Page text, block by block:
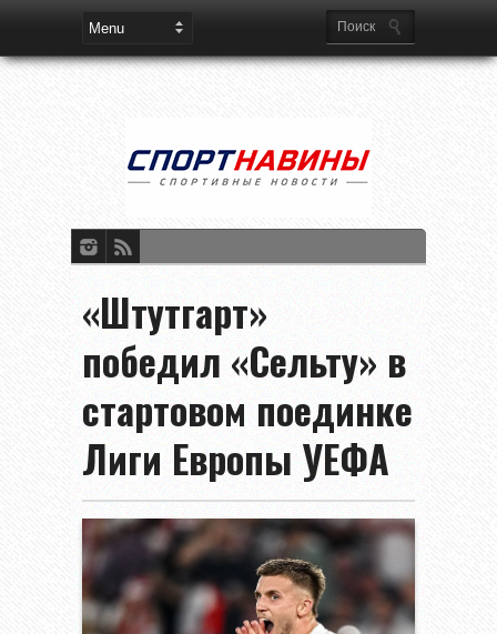
«Штутгарт»
победил «Сельту» в
стартовом поединке
Лиги Европы УЕФА